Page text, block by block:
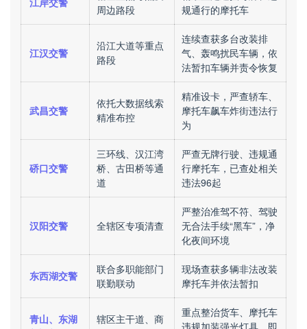
周边路段
规通行的摩托车
江汉交警
沿江大道等重点
路段
连续查获多台改装排
气、轰鸣扰民车辆，依
法暂扣车辆并责令恢复
武昌交警
依托大数据线索
精准布控
精准设卡，严查轿车、
摩托车飙车炸街违法行
为
硚口交警
三环线、汉江湾
桥、古田桥等通
道
严查无牌行驶、违规通
行摩托车，已查处相关
违法96起
汉阳交警 全辖区专项清查
严整治准驾不符、驾驶
无合法手续“黑车”，净
化夜间环境
东西湖交警
联合多职能部门
联勤联动
现场查获多辆非法改装
摩托车并依法暂扣
青山、东湖
辖区主干道、商
重点整治货车、摩托车
违规加装强光灯具，即